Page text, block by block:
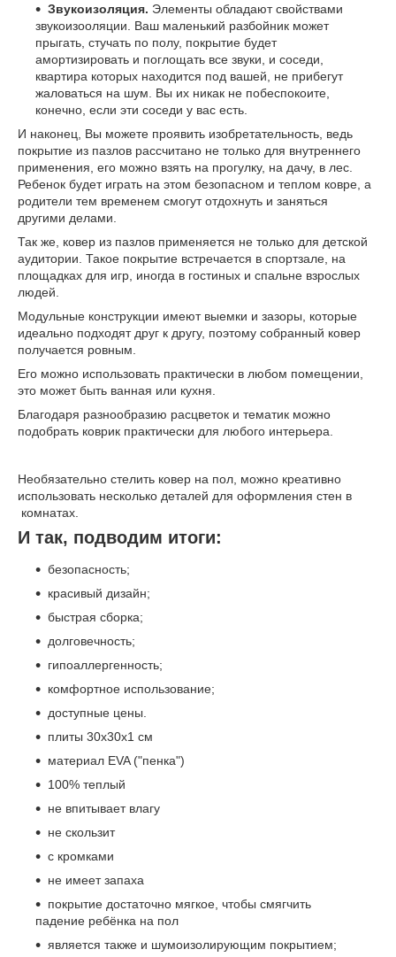
Звукоизоляция. Элементы обладают свойствами
звукоизооляции. Ваш маленький разбойник может
прыгать, стучать по полу, покрытие будет
амортизировать и поглощать все звуки, и соседи,
квартира которых находится под вашей, не прибегут
жаловаться на шум. Вы их никак не побеспокоите,
конечно, если эти соседи у вас есть.
И наконец, Вы можете проявить изобретательность, ведь
покрытие из пазлов рассчитано не только для внутреннего
применения, его можно взять на прогулку, на дачу, в лес.
Ребенок будет играть на этом безопасном и теплом ковре, а
родители тем временем смогут отдохнуть и заняться
другими делами.
Так же, ковер из пазлов применяется не только для детской
аудитории. Такое покрытие встречается в спортзале, на
площадках для игр, иногда в гостиных и спальне взрослых
людей.
Модульные конструкции имеют выемки и зазоры, которые
идеально подходят друг к другу, поэтому собранный ковер
получается ровным.
Его можно использовать практически в любом помещении,
это может быть ванная или кухня.
Благодаря разнообразию расцветок и тематик можно
подобрать коврик практически для любого интерьера.
Необязательно стелить ковер на пол, можно креативно
использовать несколько деталей для оформления стен в
комнатах.
И так, подводим итоги:
безопасность;
красивый дизайн;
быстрая сборка;
долговечность;
гипоаллергенность;
комфортное использование;
доступные цены.
плиты 30х30х1 см
материал EVA ("пенка")
100% теплый
не впитывает влагу
не скользит
с кромками
не имеет запаха
покрытие достаточно мягкое, чтобы смягчить
падение ребёнка на пол
является также и шумоизолирующим покрытием;